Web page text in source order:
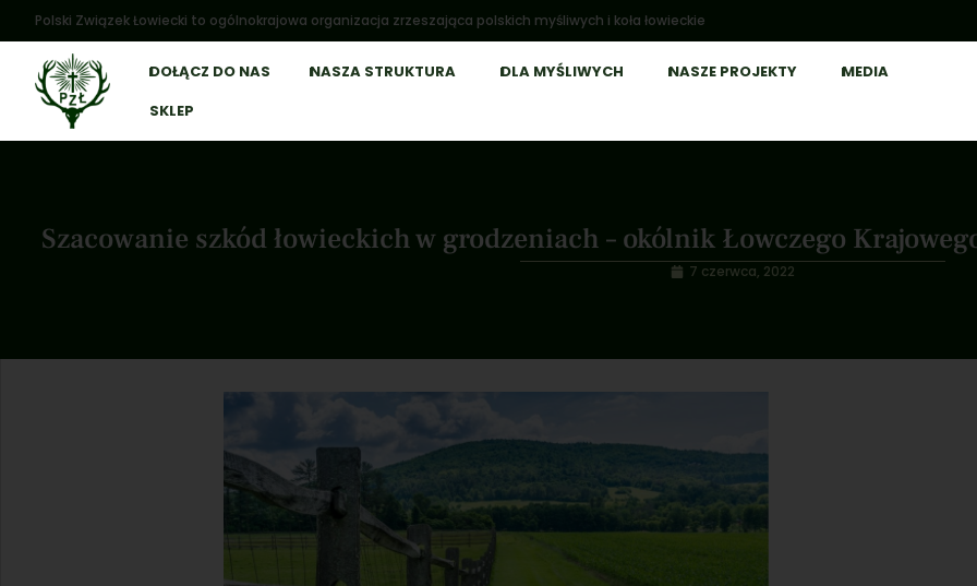
Polski Związek Łowiecki to ogólnokrajowa organizacja zrzeszająca polskich myśliwych i koła łowieckie
DOŁĄCZ DO NAS NASZA STRUKTURA DLA MYŚLIWYCH NASZE PROJEKTY
MEDIA
SKLEP
Szacowanie szkód łowieckich w grodzeniach – okólnik Łowczego
7 czerwca, 2022